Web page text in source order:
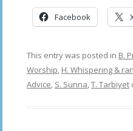
Facebook
This entry was posted in B.
Worship, H. Whispering &
Advice, S. Sunna,T. Tarbiyet